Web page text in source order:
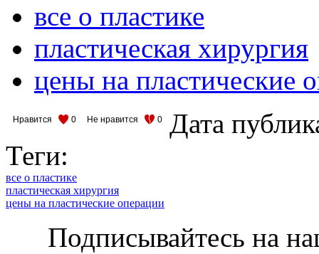
все о пластике
пластическая хирургия
цены на пластические
Нравится 0 Не нравится 0
Дата
Теги:
все о пластике
пластическая хирургия
цены на пластические операции
Подписывайтесь на